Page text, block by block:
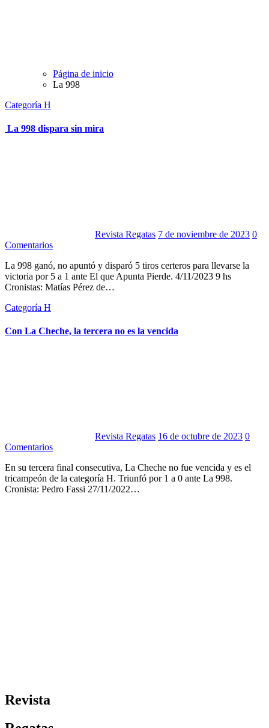
Página de inicio
La 998
Categoría H
La 998 dispara sin mira
Revista Regatas 7 de noviembre de 2023 0
Comentarios
La 998 ganó, no apuntó y disparó 5 tiros certeros para llevarse la
victoria por 5 a 1 ante El que Apunta Pierde. 4/11/2023 9 hs
Cronistas: Matías Pérez de…
Categoría H
Con La Cheche, la tercera no es la vencida
Revista Regatas 16 de octubre de 2023 0
Comentarios
En su tercera final consecutiva, La Cheche no fue vencida y es el
tricampeón de la categoría H. Triunfó por 1 a 0 ante La 998.
Cronista: Pedro Fassi 27/11/2022…
Revista